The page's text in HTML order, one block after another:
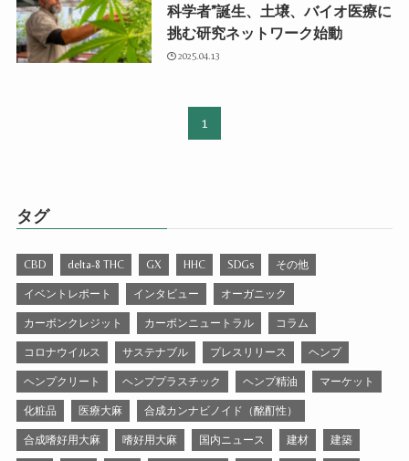
科学者”誕生、土壌、バイオ医療に
挑む研究ネットワーク始動
2025.04.13
1
タグ
CBD delta-8 THC GX HHC SDGs その他
イベントレポート インタビュー オーガニック
カーボンクレジット カーボンニュートラル コラム
コロナウイルス サステナブル プレスリリース ヘンプ
ヘンプクリート ヘンププラスチック ヘンプ精油 マーケット
化粧品 医療大麻 合成カンナビノイド（酩酊性）
合成嗜好用大麻 嗜好用大麻 国内ニュース 建材 建築